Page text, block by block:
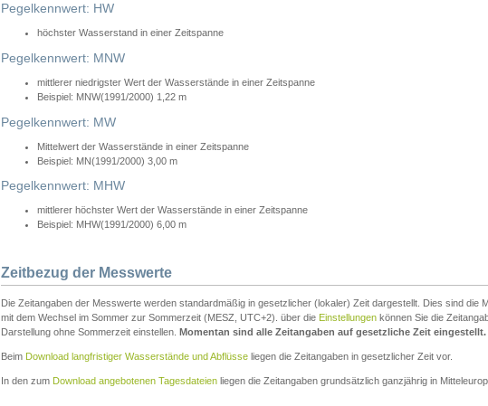
Pegelkennwert: HW
höchster Wasserstand in einer Zeitspanne
Pegelkennwert: MNW
mittlerer niedrigster Wert der Wasserstände in einer Zeitspanne
Beispiel: MNW(1991/2000) 1,22 m
Pegelkennwert: MW
Mittelwert der Wasserstände in einer Zeitspanne
Beispiel: MN(1991/2000) 3,00 m
Pegelkennwert: MHW
mittlerer höchster Wert der Wasserstände in einer Zeitspanne
Beispiel: MHW(1991/2000) 6,00 m
Zeitbezug der Messwerte
Die Zeitangaben der Messwerte werden standardmäßig in gesetzlicher (lokaler) Zeit dargestellt. Dies sind die
mit dem Wechsel im Sommer zur Sommerzeit (MESZ, UTC+2). über die Einstellungen können Sie die
Darstellung ohne Sommerzeit einstellen. Momentan sind alle Zeitangaben auf gesetzliche Zeit eingestellt.
Beim Download langfristiger Wasserstände und Abflüsse liegen die Zeitangaben in gesetzlicher Zeit vor.
In den zum Download angebotenen Tagesdateien liegen die Zeitangaben grundsätzlich ganzjährig in